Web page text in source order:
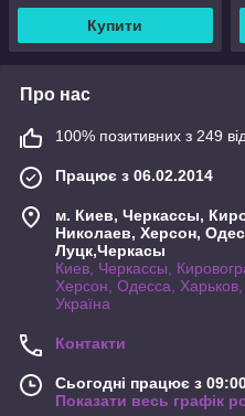
Купити
Про нас
100% позитивних з 249
Працює з 06.02.2014
м. Киев, Черкассы,
Николаев, Херсон,
Луцк,Черкасы
Киев, Черкассы,
Херсон, Одесса,
Україна
Контакти
Сьогодні працює з
Показати весь графік